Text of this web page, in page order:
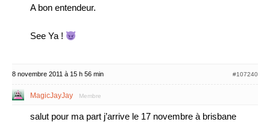
A bon entendeur.
See Ya !
8 novembre 2011 à 15 h 56 min #107240
MagicJayJay Membre
salut pour ma part j’arrive le 17 novembre à brisbane